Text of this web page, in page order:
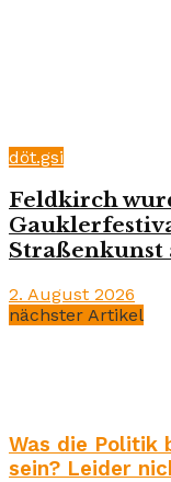
döt.gsi
Feldkirch
Straßenkunst
2. August 2026
nächster Artikel
Was die Politik
sein? Leider